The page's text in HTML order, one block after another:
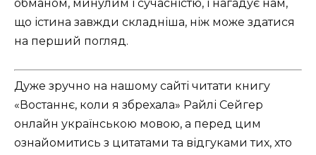
обманом, минулим і сучасністю, і нагадує нам,
що істина завжди складніша, ніж може здатися
на перший погляд.
Дуже зручно на нашому сайті читати книгу
«Востаннє, коли я збрехала» Райлі Сейгер
онлайн українською мовою, а перед цим
ознайомитись з цитатами та відгуками тих, хто